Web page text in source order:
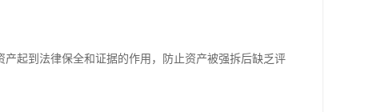
起到法律保全和证据的作用，防止资产被强拆后缺乏评